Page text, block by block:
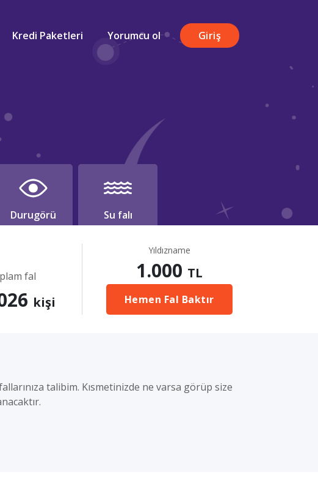
Kredi Paketleri Yorumcu ol Giriş
Durugörü Su falı
fal
kişi
Yıldızname
1.000 TL
Hemen Fal Baktır
talibim. Kısmetinizde ne varsa görüp size